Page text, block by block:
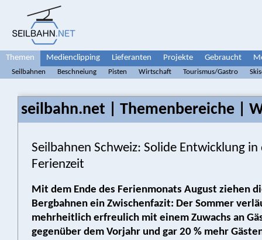
Themen Medienclipping Lieferanten Projekte Gebraucht
Seilbahnen Beschneiung Pisten Wirtschaft Tourismus/Gastro
seilbahn.net | Themenbereiche |
Seilbahnen Schweiz: Solide Entwicklung in
Ferienzeit
Mit dem Ende des Ferienmonats August ziehen
Bergbahnen ein Zwischenfazit: Der Sommer
mehrheitlich erfreulich mit einem Zuwachs an
gegenüber dem Vorjahr und gar 20 % mehr